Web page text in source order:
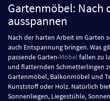
Gartenmöbel: Nach
ausspannen
Nach der harten Arbeit im Garten
auch Entspannung bringen. Was
passende Garten-Möbel fallen zu
und flatternden Schmetterlingen
Gartenmöbel, Balkonmöbel und
Kunststoff oder Holz. Natürlich
Sonnenliegen, Liegestühle,